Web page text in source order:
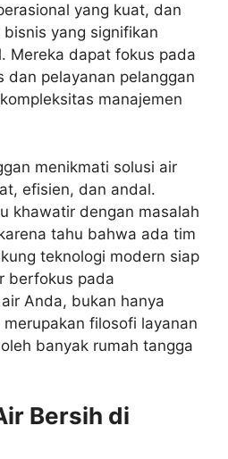
yang kuat, dan
yang signifikan
Mereka dapat fokus pada
dan pelayanan pelanggan
manajemen
menikmati solusi air
efisien, dan andal.
khawatir dengan masalah
tahu bahwa ada tim
teknologi modern siap
berfokus pada
Anda, bukan hanya
filosofi layanan
banyak rumah tangga
Bersih di